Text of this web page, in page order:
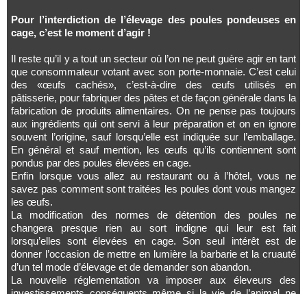
Pour l’interdiction de l’élevage des poules pondeuses en
cage, c’est le moment d’agir !
Il reste qu’il y a tout un secteur où l’on ne peut guère agir en tant
que consommateur votant avec son porte-monnaie. C’est celui
des «œufs cachés», c’est-à-dire des œufs utilisés en
pâtisserie, pour fabriquer des pâtes et de façon générale dans la
fabrication de produits alimentaires. On ne pense pas toujours
aux ingrédients qui ont servi à leur préparation et on en ignore
souvent l’origine, sauf lorsqu’elle est indiquée sur l’emballage.
En général et sauf mention, les œufs qu’ils contiennent sont
pondus par des poules élevées en cage.
Enfin lorsque vous allez au restaurant ou à l’hôtel, vous ne
savez pas comment sont traitées les poules dont vous mangez
les œufs.
La modification des normes de détention des poules ne
changera presque rien au sort indigne qui leur est fait
lorsqu’elles sont élevées en cage. Son seul intérêt est de
donner l’occasion de mettre en lumière la barbarie et la cruauté
d’un tel mode d’élevage et de demander son abandon.
La nouvelle réglementation va imposer aux éleveurs des